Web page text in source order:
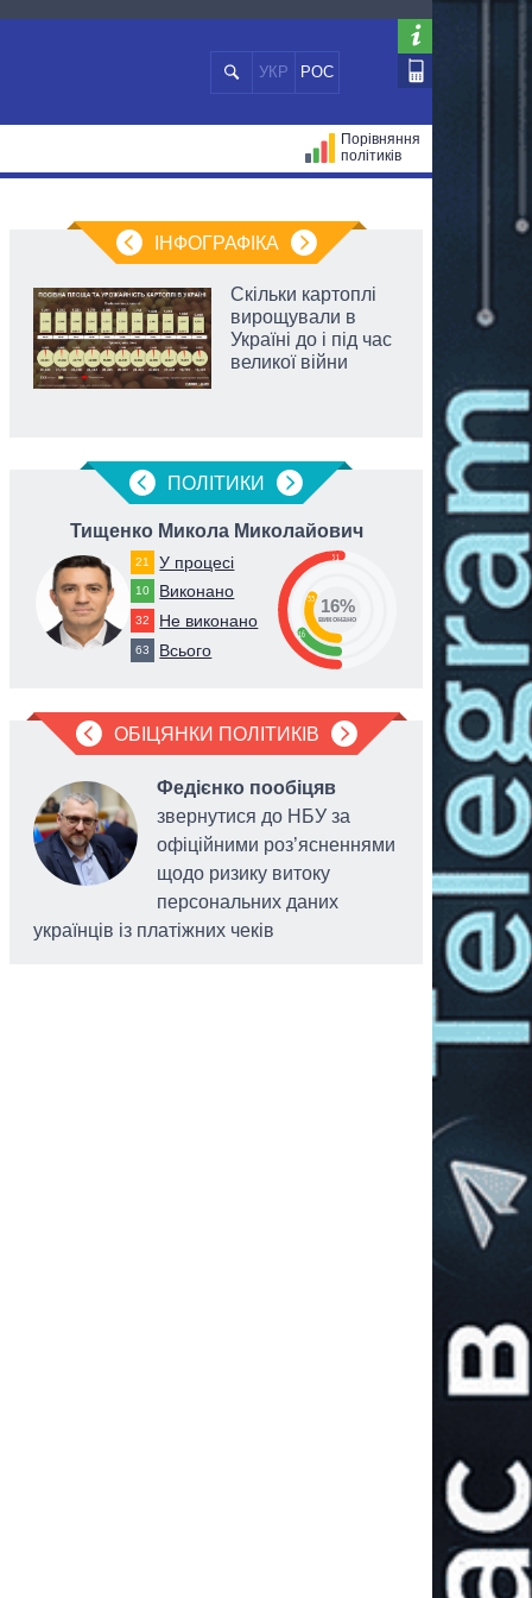
УКР РОС
Порівняння
політиків
ІНФОГРАФІКА
Скільки картоплі
вирощували в
Україні до і під час
великої війни
ПОЛIТИКИ
Тищенко Микола Миколайович
21 У процесі
10 Виконано
32 Не виконано
63 Всього
51
16
33 16%
виконано
ОБІЦЯНКИ ПОЛІТИКІВ
Федієнко пообіцяв
звернутися до НБУ за
офіційними роз’ясненнями
щодо ризику витоку
персональних даних
українців із платіжних чеків